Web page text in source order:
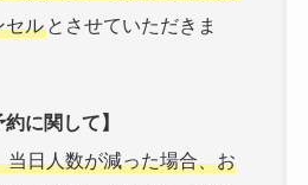
セルとさせていただきま
に関して】
当日人数が減った場合、お